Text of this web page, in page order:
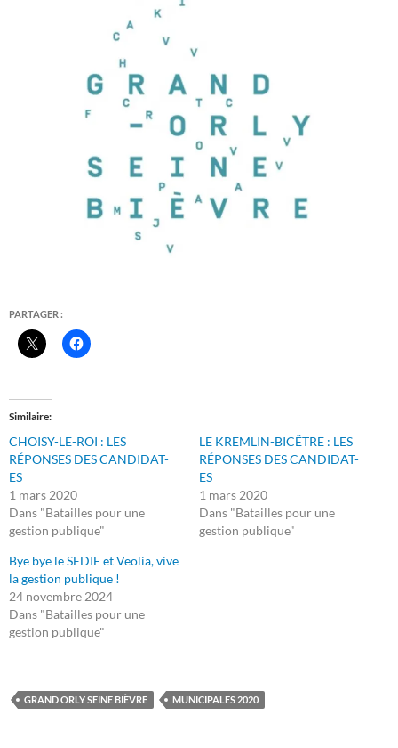
PARTAGER :
Similaire
CHOISY-LE-ROI : LES
RÉPONSES DES CANDIDAT-
ES
1 mars 2020
Dans "Batailles pour une
gestion publique"
LE KREMLIN-BICÊTRE : LES
RÉPONSES DES CANDIDAT-
ES
1 mars 2020
Dans "Batailles pour une
gestion publique"
Bye bye le SEDIF et Veolia, vive
la gestion publique !
24 novembre 2024
Dans "Batailles pour une
gestion publique"
GRAND ORLY SEINE BIÈVRE MUNICIPALES 2020